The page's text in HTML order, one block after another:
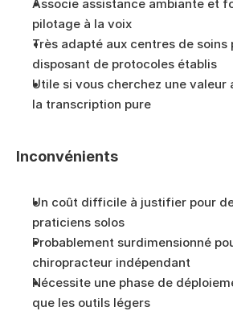
Associe assistance ambiante et
pilotage à la voix
Très adapté aux centres de
disposant de protocoles établis
Utile si vous cherchez une valeur
la transcription pure
Inconvénients
Un coût difficile à justifier pour
praticiens solos
Probablement surdimensionné
chiropracteur indépendant
Nécessite une phase de
que les outils légers